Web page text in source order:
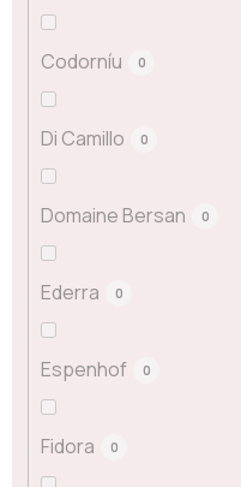
Codorníu 0
Di Camillo 0
Domaine Bersan 0
Ederra 0
Espenhof 0
Fidora 0